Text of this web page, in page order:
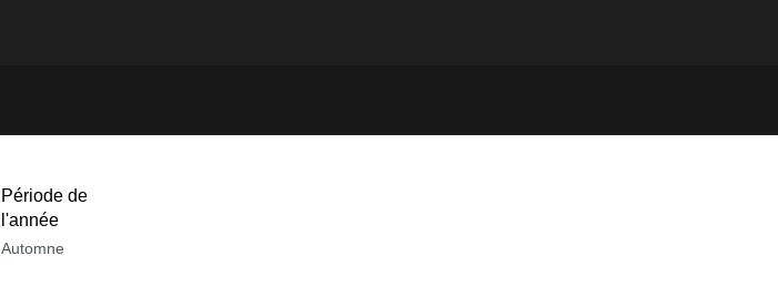
Période de
l'année
Automne